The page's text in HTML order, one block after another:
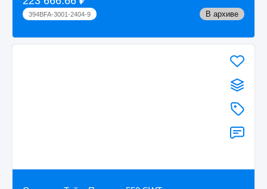
394BFA-3001-2404-9 В архиве